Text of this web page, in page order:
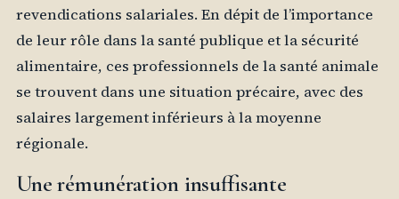
revendications salariales. En dépit de l’importance
de leur rôle dans la santé publique et la sécurité
alimentaire, ces professionnels de la santé animale
se trouvent dans une situation précaire, avec des
salaires largement inférieurs à la moyenne
régionale.
Une rémunération insuffisante